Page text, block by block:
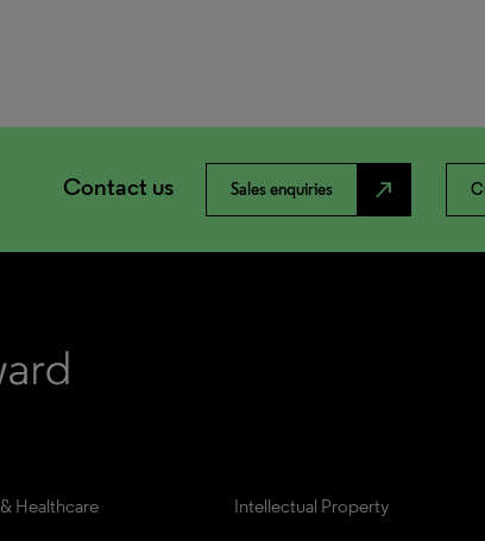
Contact us Sales enquiries north_east
Healthcare Intellectual Property